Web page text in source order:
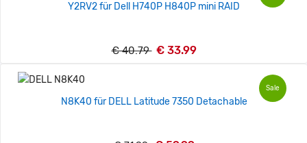
Y2RV2 für Dell H740P H840P mini RAID
€ 40.79 € 33.99
Sale
N8K40 für DELL Latitude 7350 Detachable